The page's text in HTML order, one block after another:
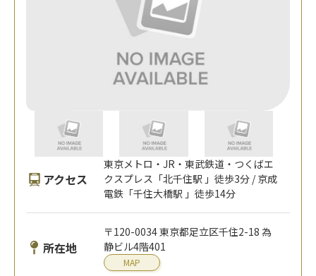
アクセス
東京メトロ・JR・東武鉄道・つくばエ
クスプレス「北千住駅 」徒歩3分 / 京成
電鉄「千住大橋駅 」徒歩14分
所在地
〒120-0034 東京都足立区千住2-18 為
静ビル4階401
MAP